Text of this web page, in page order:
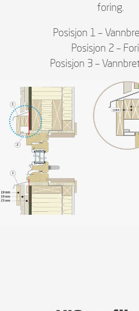
foring.
Posisjon 1 –
Posisjon 2 –
Posisjon 3 –